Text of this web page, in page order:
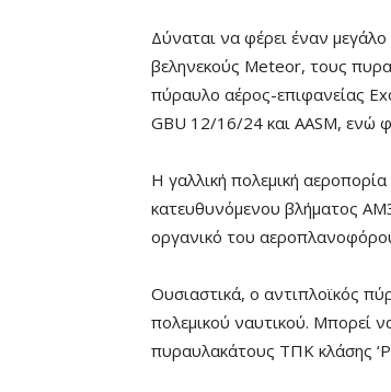
Δύναται να φέρει έναν
βεληνεκούς Meteor, τους
πύραυλο αέρος-επιφανείας
GBU 12/16/24 και AASM, ενώ
Η γαλλική πολεμική
κατευθυνόμενου βλήματος
οργανικό του
Ουσιαστικά, ο αντιπλοϊκός
πολεμικού ναυτικού. Μπορεί
πυραυλακάτους ΤΠΚ κλάσης